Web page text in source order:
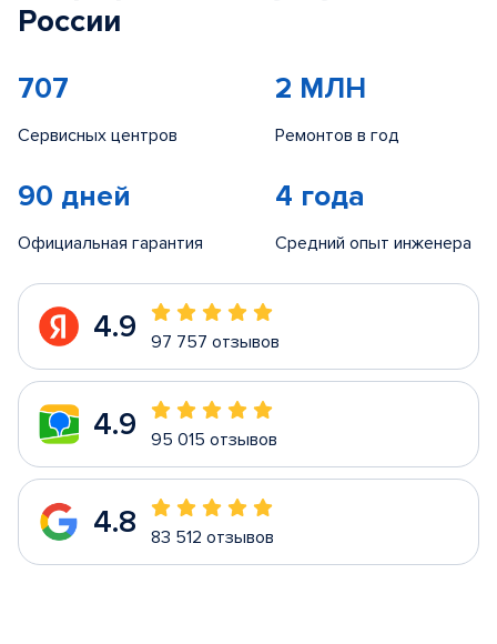
России
707
Сервисных центров
2 МЛН
Ремонтов в год
90 дней
Официальная гарантия
4 года
Средний опыт инженера
4.9 97 757 отзывов
4.9 95 015 отзывов
4.8 83 512 отзывов